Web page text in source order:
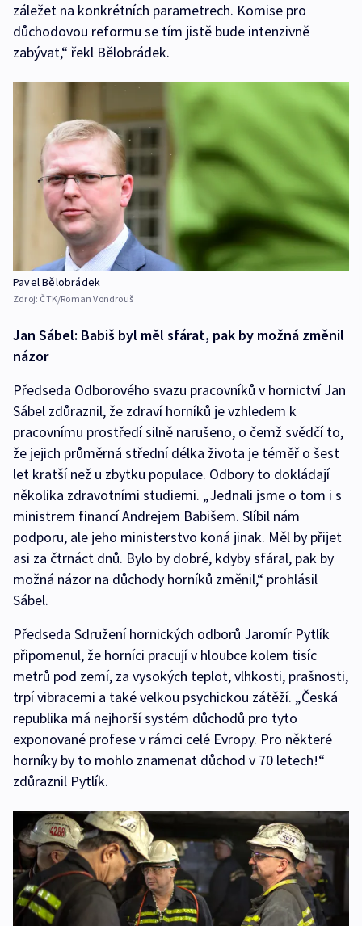
záležet na konkrétních parametrech. Komise pro
důchodovou reformu se tím jistě bude intenzivně
zabývat,“ řekl Bělobrádek.
Pavel Bělobrádek
Zdroj: ČTK/Roman Vondrouš
Jan Sábel: Babiš byl měl sfárat, pak by možná změnil
názor
Předseda Odborového svazu pracovníků v hornictví Jan
Sábel zdůraznil, že zdraví horníků je vzhledem k
pracovnímu prostředí silně narušeno, o čemž svědčí to,
že jejich průměrná střední délka života je téměř o šest
let kratší než u zbytku populace. Odbory to dokládají
několika zdravotními studiemi. „Jednali jsme o tom i s
ministrem financí Andrejem Babišem. Slíbil nám
podporu, ale jeho ministerstvo koná jinak. Měl by přijet
asi za čtrnáct dnů. Bylo by dobré, kdyby sfáral, pak by
možná názor na důchody horníků změnil,“ prohlásil
Sábel.
Předseda Sdružení hornických odborů Jaromír Pytlík
připomenul, že horníci pracují v hloubce kolem tisíc
metrů pod zemí, za vysokých teplot, vlhkosti, prašnosti,
trpí vibracemi a také velkou psychickou zátěží. „Česká
republika má nejhorší systém důchodů pro tyto
exponované profese v rámci celé Evropy. Pro některé
horníky by to mohlo znamenat důchod v 70 letech!“
zdůraznil Pytlík.